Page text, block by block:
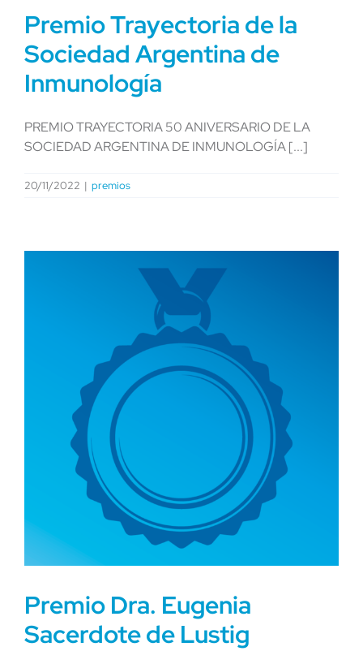
Premio Trayectoria de la
Sociedad Argentina de
Inmunología
PREMIO TRAYECTORIA 50 ANIVERSARIO DE LA
SOCIEDAD ARGENTINA DE INMUNOLOGÍA [...]
20/11/2022 | premios
Premio Dra. Eugenia
Sacerdote de Lustig